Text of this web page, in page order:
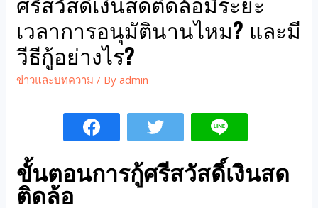
เวลาการอนุมัตินานไหม? และมี
วีธีกู้อย่างไร?
ข่าวและบทความ / Byadmin
ขั้นตอนการกู้ศรีสวัสดิ์เงินสด
ติดล้อ